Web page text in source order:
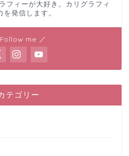
フィーが大好き。カリグラフィ
発信します。
me ／
テゴリー